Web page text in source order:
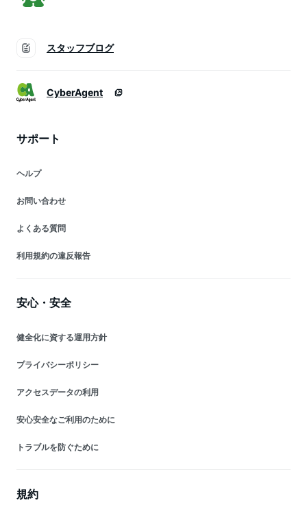
スタッフブログ
CyberAgent
サポート
ヘルプ
お問い合わせ
よくある質問
利用規約の違反報告
安心・安全
健全化に資する運用方針
プライバシーポリシー
アクセスデータの利用
安心安全なご利用のために
トラブルを防ぐために
規約